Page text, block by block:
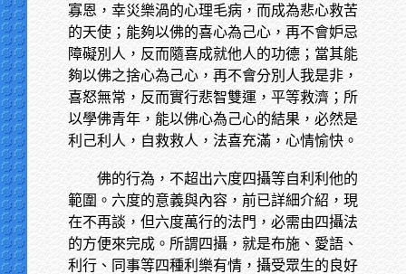
寡恩，幸災樂渦的心理毛病，而成為悲心救苦
的天使；能夠以佛的喜心為己心，再不會妒忌
障礙別人，反而隨喜成就他人的功德；當其能
夠以佛之捨心為己心，再不會分別人我是非，
喜怒無常，反而實行悲智雙運，平等救濟；所
以學佛青年，能以佛心為己心的結果，必然是
利己利人，自救救人，法喜充滿，心情愉快。
佛的行為，不超出六度四攝等自利利他的
範圍。六度的意義與內容，前已詳細介紹，現
在不再談，但六度萬行的法門，必需由四攝法
的方便來完成。所謂四攝，就是布施、愛語、
利行、同事等四種利樂有情，攝受眾生的良好